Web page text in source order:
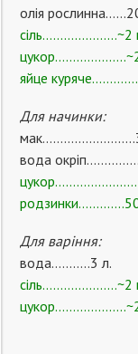
олія
сіль…………………~2
цукор………………..~2
яйце
Для начинки:
вода
родзинки………….50
Для варіння:
вода………..3 л.
сіль…………………~2
цукор………………..~2